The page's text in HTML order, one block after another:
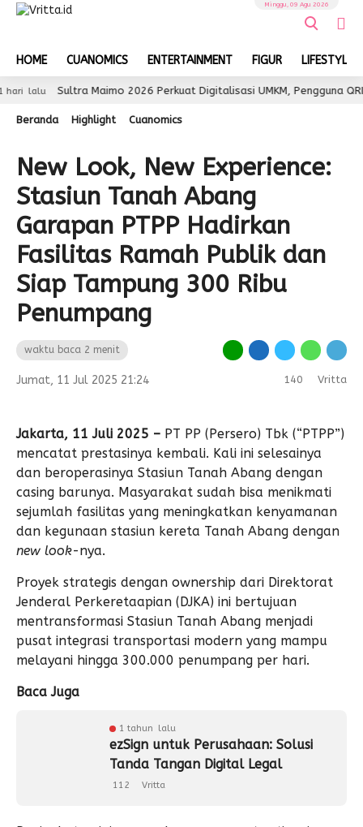
HOME CUANOMICS ENTERTAINMENT FIGUR LIFESTYLE
Minggu, 09 Agu 2026
Sultra Maimo 2026 Perkuat Digitalisasi UMKM, Pengguna QRIS
Beranda Highlight Cuanomics
New Look, New Experience:
Stasiun Tanah Abang
Garapan PTPP Hadirkan
Fasilitas Ramah Publik dan
Siap Tampung 300 Ribu
Penumpang
waktu baca 2 menit
Jumat, 11 Jul 2025 21:24 140 Vritta
Jakarta, 11 Juli 2025 – PT PP (Persero) Tbk (“PTPP”)
mencatat prestasinya kembali. Kali ini selesainya
dan beroperasinya Stasiun Tanah Abang dengan
casing barunya. Masyarakat sudah bisa menikmati
sejumlah fasilitas yang meningkatkan kenyamanan
dan kegunaan stasiun kereta Tanah Abang dengan
new look-nya.
Proyek strategis dengan ownership dari Direktorat
Jenderal Perkeretaapian (DJKA) ini bertujuan
mentransformasi Stasiun Tanah Abang menjadi
pusat integrasi transportasi modern yang mampu
melayani hingga 300.000 penumpang per hari.
Baca Juga
1 tahun lalu
ezSign untuk Perusahaan: Solusi
Tanda Tangan Digital Legal
112 Vritta